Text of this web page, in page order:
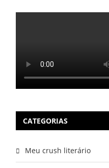
CATEGORIAS
Meu crush literário